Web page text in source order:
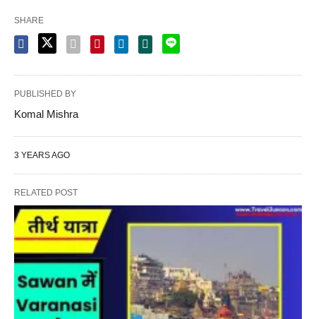
SHARE
PUBLISHED BY
Komal Mishra
3 YEARS AGO
RELATED POST